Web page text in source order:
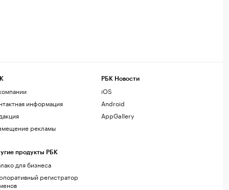
информация
рекламы
продукты РБК
для бизнеса
регистратор
РБК Новости
iOS
Android
AppGallery